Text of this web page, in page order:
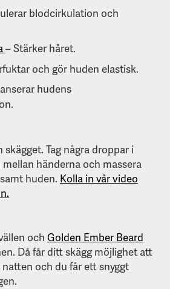
blodcirkulation och
– Stärker håret.
och gör huden elastisk.
hudens
Tag några droppar i
händerna och massera
huden. Kolla in vår video
och Golden Ember Beard
Då får ditt skägg möjlighet att
och du får ett snyggt